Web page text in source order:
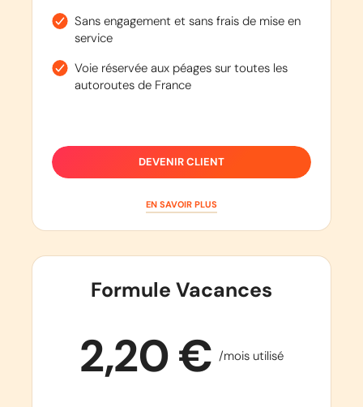
Sans engagement et sans frais de mise en
service
Voie réservée aux péages sur toutes les
autoroutes de France
DEVENIR CLIENT
EN SAVOIR PLUS
Formule Vacances
2,20 € /mois utilisé